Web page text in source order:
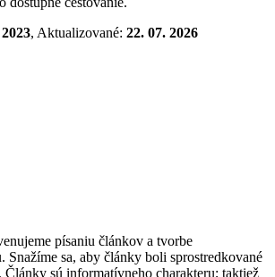
, Aktualizované: 22. 07. 2026
písaniu článkov a tvorbe
Snažíme sa, aby články boli sprostredkované
Články sú informatívneho charakteru; taktiež